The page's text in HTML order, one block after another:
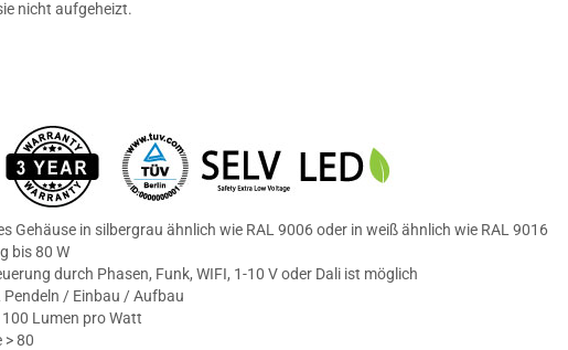
nicht aufgeheizt.
Gehäuse in silbergrau ähnlich wie RAL 9006 oder in weiß ähnlich wie RAL 9016
bis 80 W
durch Phasen, Funk, WIFI, 1-10 V oder Dali ist möglich
Pendeln / Einbau / Aufbau
Lumen pro Watt
> 80